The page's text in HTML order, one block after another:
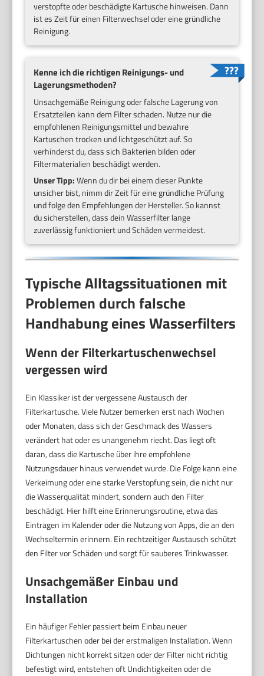
verstopfte oder beschädigte Kartusche hinweisen. Dann
ist es Zeit für einen Filterwechsel oder eine gründliche
Reinigung.
Kenne ich die richtigen Reinigungs- und
Lagerungsmethoden?
Unsachgemäße Reinigung oder falsche Lagerung von
Ersatzteilen kann dem Filter schaden. Nutze nur die
empfohlenen Reinigungsmittel und bewahre
Kartuschen trocken und lichtgeschützt auf. So
verhinderst du, dass sich Bakterien bilden oder
Filtermaterialien beschädigt werden.
Unser Tipp:Wenn du dir bei einem dieser Punkte
unsicher bist, nimm dir Zeit für eine gründliche Prüfung
und folge den Empfehlungen der Hersteller. So kannst
du sicherstellen, dass dein Wasserfilter lange
zuverlässig funktioniert und Schäden vermeidest.
Typische Alltagssituationen mit
Problemen durch falsche
Handhabung eines Wasserfilters
Wenn der Filterkartuschenwechsel
vergessen wird
Ein Klassiker ist der vergessene Austausch der
Filterkartusche. Viele Nutzer bemerken erst nach Wochen
oder Monaten, dass sich der Geschmack des Wassers
verändert hat oder es unangenehm riecht. Das liegt oft
daran, dass die Kartusche über ihre empfohlene
Nutzungsdauer hinaus verwendet wurde. Die Folge kann eine
Verkeimung oder eine starke Verstopfung sein, die nicht nur
die Wasserqualität mindert, sondern auch den Filter
beschädigt. Hier hilft eine Erinnerungsroutine, etwa das
Eintragen im Kalender oder die Nutzung von Apps, die an den
Wechseltermin erinnern. Ein rechtzeitiger Austausch schützt
den Filter vor Schäden und sorgt für sauberes Trinkwasser.
Unsachgemäßer Einbau und
Installation
Ein häufiger Fehler passiert beim Einbau neuer
Filterkartuschen oder bei der erstmaligen Installation. Wenn
Dichtungen nicht korrekt sitzen oder der Filter nicht richtig
befestigt wird, entstehen oft Undichtigkeiten oder die